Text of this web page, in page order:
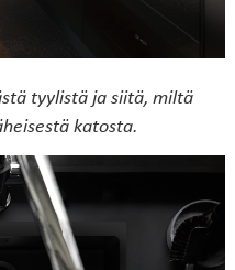
tyylistä ja siitä, miltä
katosta.